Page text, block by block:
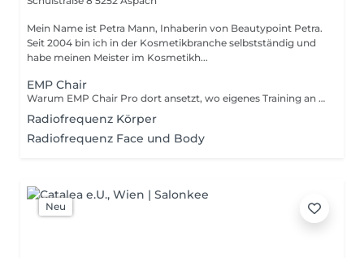
Mein Name ist Petra Mann, Inhaberin von Beautypoint Petra.
Seit 2004 bin ich in der Kosmetikbranche selbstständig und
habe meinen Meister im Kosmetikh...
EMP Chair
Warum EMP Chair Pro dort ansetzt, wo eigenes Training an Grenzen stößt. Viele Menschen trainieren monatelang ihren Beckenboden und spüren trotzdem kaum Fortschritt. Der Grund: Der Beckenboden besteht aus 3 Muskelschichten. Es ist physiologisch kaum möglich, alle 3 Schichten durch willentliche Anspannung zu erreichen. Und ohne einen überschwelligen Trainingsreiz gibt es kein Muskelwachstum. Der EMP Chair Pro löst genau dieses Problem. Die HI-EMP Technologie (High Intensity Electro Magnetic Pulse) erzeugt ein fokussiertes Magnetfeld, das alle 3 Muskelschichten gleichzeitig stimuliert. Tausende supramaximale Kontraktionen pro Sitzung bauen die Muskulatur gezielt auf.
Radiofrequenz Körper
Radiofrequenz Face und Body
Neu